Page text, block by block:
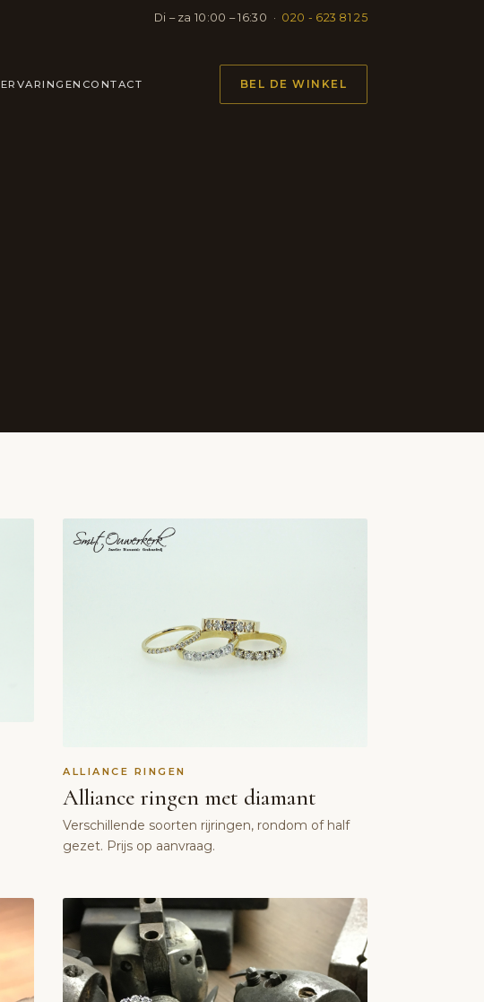
Di – za 10:00 – 16:30 · 020 - 623 81 25
ERVARINGEN CONTACT BEL DE WINKEL
ALLIANCE RINGEN
Alliance ringen met diamant
Verschillende soorten rijringen, rondom of half
gezet. Prijs op aanvraag.